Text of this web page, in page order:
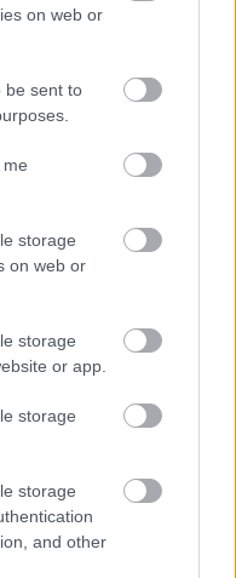
on web or
be sent to
storage
on web or
storage
or app.
storage
storage
and other